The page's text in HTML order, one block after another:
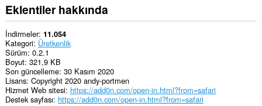
ve
tarama
etkinliklerinize
erişebilir.
Eklentiler hakkında
İndirmeler 11.054
Kategori Üretkenlik
Sürüm 0.2.1
Boyut 321,9 KB
Son güncelleme 30 Kasım 2020
Lisans Copyright 2020 andy-portmen
Hizmet Web sitesi https://add0n.com/open-in.html?from=safari
Destek sayfası https://add0n.com/open-in.html?from=safari